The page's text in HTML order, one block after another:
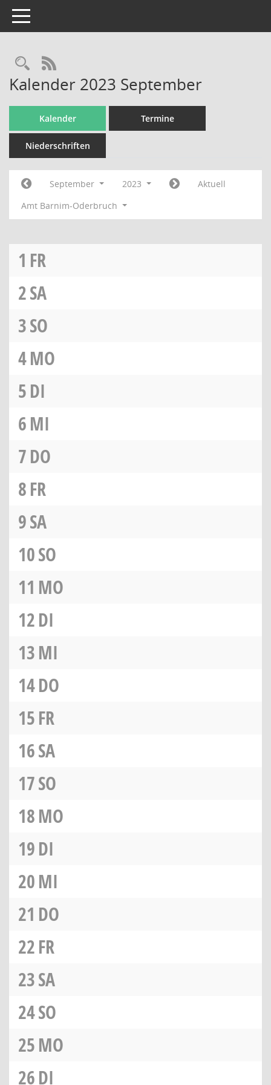
Toggle navigation
Rechercheauswahl
RSS-Feed
Kalender 2023 September
Kalender Termine
Niederschriften
September 2023
Aktuell
Amt Barnim-Oderbruch
1 FR
2SA
3SO
4MO
5DI
6MI
7DO
8FR
9SA
10SO
11 MO
12DI
13MI
14DO
15FR
16SA
17SO
18MO
19DI
20MI
21 DO
22FR
23SA
24SO
25MO
26DI